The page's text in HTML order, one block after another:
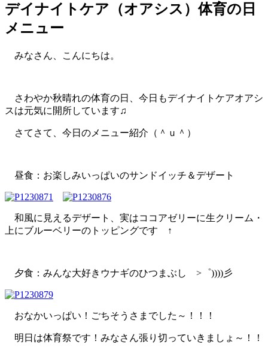
デイナイトケア（オアシス）体育の日
メニュー
みなさん、こんにちは。
さわやか秋晴れの体育の日、今日もデイナイトケアオアシ
スは元気に開所しています♫
さてさて、今日のメニュー紹介（＾ｕ＾）
昼食：お楽しみいっぱいのサンドイッチ＆デザート
和風に見えるデザート、実はココアゼリーに生クリーム・
上にブルーベリーのトッピングです ↑
夕食：みんな大好きウナギのひつまぶし >゜))))彡
おなかいっぱい！ごちそうさまでした～！！！
明日は体育祭です！みなさん張り切っていきましょ～！！